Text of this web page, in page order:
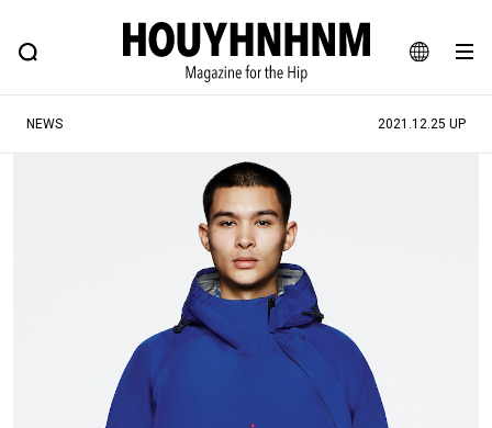
JA
EN
FEATURE BLOG SNAP
ヒップなファッション、カルチャー、ライフスタイルWEBマガジン
#SHOPPING ADDICT #憧れの逸品
#ESSENTIAL DESIGNS #古着サミット
#マイナーグッド図鑑
#路地裏てぃーん。 #MONTHLY JOURNAL
#GH 銘品の所以 #フイナムのYouTube
#Commune H #FOCUS IT #AH.H
NEWS 2021.12.25 UP